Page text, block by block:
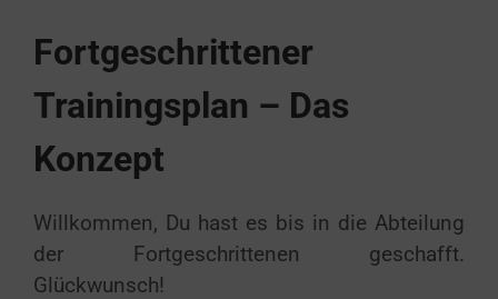
Fortgeschrittener
Trainingsplan – Das
Konzept
Willkommen, Du hast es bis in die Abteilung
der Fortgeschrittenen geschafft.
Glückwunsch!